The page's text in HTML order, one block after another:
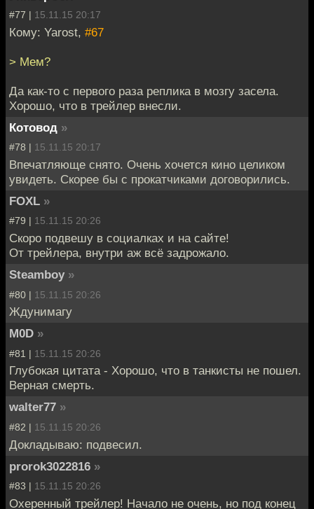
#77 | 15.11.15 20:17
Кому: Yarost, #67
> Мем?
Да как-то с первого раза реплика в мозгу засела.
Хорошо, что в трейлер внесли.
Котовод »
#78 | 15.11.15 20:17
Впечатляюще снято. Очень хочется кино целиком
увидеть. Скорее бы с прокатчиками договорились.
FOXL »
#79 | 15.11.15 20:26
Скоро подвешу в социалках и на сайте!
От трейлера, внутри аж всё задрожало.
Steamboy »
#80 | 15.11.15 20:26
Ждунимагу
M0D »
#81 | 15.11.15 20:26
Глубокая цитата - Хорошо, что в танкисты не пошел.
Верная смерть.
walter77 »
#82 | 15.11.15 20:26
Докладываю: подвесил.
prorok3022816 »
#83 | 15.11.15 20:26
Охеренный трейлер! Начало не очень, но под конец